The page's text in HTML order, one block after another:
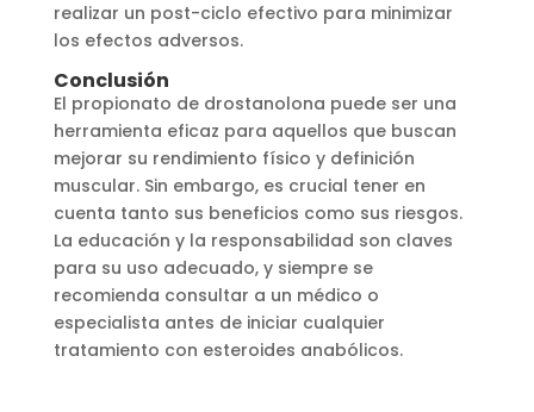
realizar un post-ciclo efectivo para minimizar
los efectos adversos.
Conclusión
El propionato de drostanolona puede ser una
herramienta eficaz para aquellos que buscan
mejorar su rendimiento físico y definición
muscular. Sin embargo, es crucial tener en
cuenta tanto sus beneficios como sus riesgos.
La educación y la responsabilidad son claves
para su uso adecuado, y siempre se
recomienda consultar a un médico o
especialista antes de iniciar cualquier
tratamiento con esteroides anabólicos.